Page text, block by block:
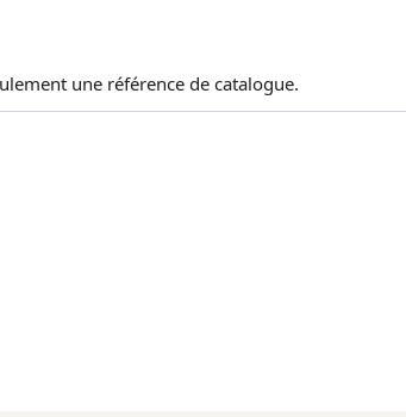
une référence de catalogue.